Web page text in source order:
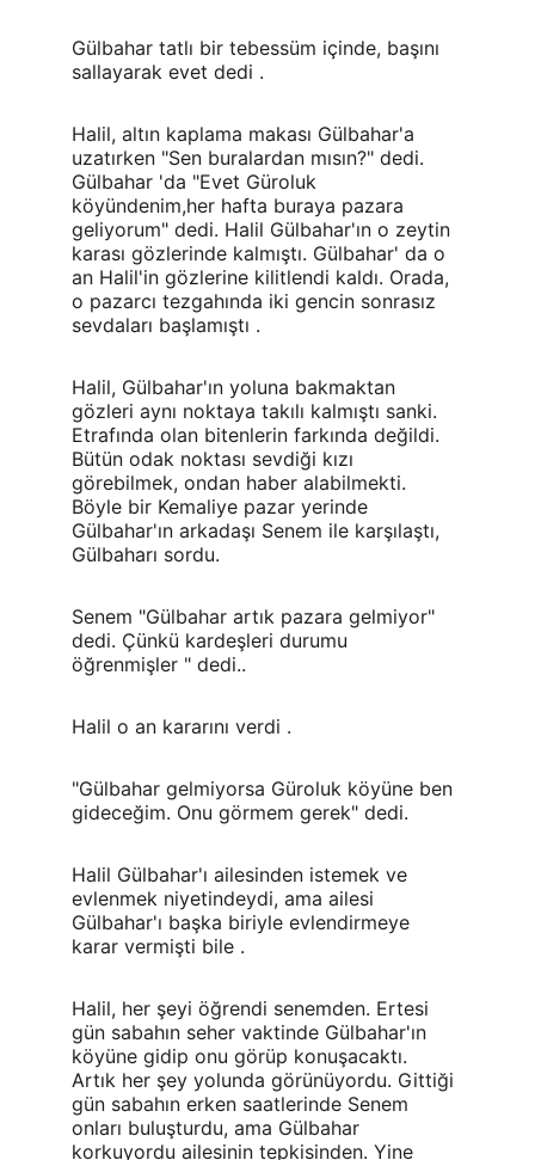
Gülbahar tatlı bir tebessüm içinde, başını
sallayarak evet dedi .
Halil, altın kaplama makası Gülbahar'a
uzatırken "Sen buralardan mısın?" dedi.
Gülbahar 'da "Evet Güroluk
köyündenim,her hafta buraya pazara
geliyorum" dedi. Halil Gülbahar'ın o zeytin
karası gözlerinde kalmıştı. Gülbahar' da o
an Halil'in gözlerine kilitlendi kaldı. Orada,
o pazarcı tezgahında iki gencin sonrasız
sevdaları başlamıştı .
Halil, Gülbahar'ın yoluna bakmaktan
gözleri aynı noktaya takılı kalmıştı sanki.
Etrafında olan bitenlerin farkında değildi.
Bütün odak noktası sevdiği kızı
görebilmek, ondan haber alabilmekti.
Böyle bir Kemaliye pazar yerinde
Gülbahar'ın arkadaşı Senem ile karşılaştı,
Gülbaharı sordu.
Senem "Gülbahar artık pazara gelmiyor"
dedi. Çünkü kardeşleri durumu
öğrenmişler " dedi..
Halil o an kararını verdi .
"Gülbahar gelmiyorsa Güroluk köyüne ben
gideceğim. Onu görmem gerek" dedi.
Halil Gülbahar'ı ailesinden istemek ve
evlenmek niyetindeydi, ama ailesi
Gülbahar'ı başka biriyle evlendirmeye
karar vermişti bile .
Halil, her şeyi öğrendi senemden. Ertesi
gün sabahın seher vaktinde Gülbahar'ın
köyüne gidip onu görüp konuşacaktı.
Artık her şey yolunda görünüyordu. Gittiği
gün sabahın erken saatlerinde Senem
onları buluşturdu, ama Gülbahar
korkuyordu ailesinin tepkisinden. Yine